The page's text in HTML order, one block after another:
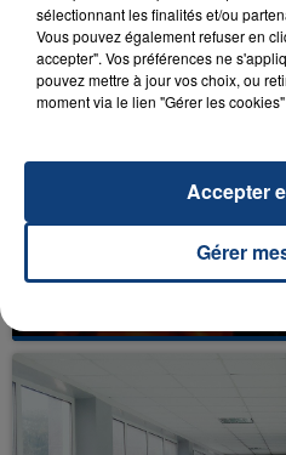
FIL D'ACTU
INCENDIE MORTEL À
Un homme s'est immolé
aspergé sa compagne
d'un liquide inflammable.
sélectionnant les finalités et/ou
Vous pouvez également refuser en
accepter". Vos préférences ne
pouvez mettre à jour vos choix, ou
moment via le lien "Gérer les
Gérer
Accepter